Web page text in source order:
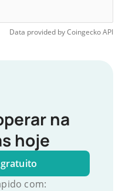
Data provided byCoingeckoAPI
na
hoje
com: